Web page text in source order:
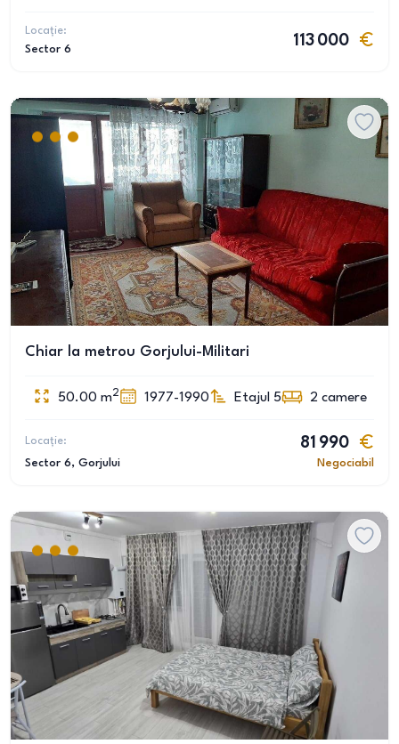
Locație:
Sector 6
113 000
Chiar la metrou Gorjului-Militari
50.00 m2 1977-1990 Etajul 5 2 camere
Locație:
Sector 6, Gorjului
81 990
Negociabil